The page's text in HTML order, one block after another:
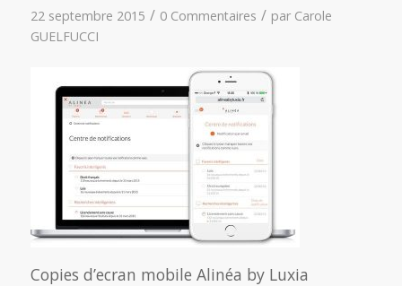
22 septembre 2015 / 0 Commentaires / par Carole
GUELFUCCI
Copies d’ecran mobile Alinéa by Luxia